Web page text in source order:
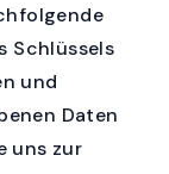
Schlüssels
und
Daten
uns zur